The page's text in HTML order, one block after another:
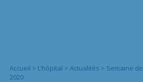
Accueil > L’hôpital > Actualités > Semaine
2020